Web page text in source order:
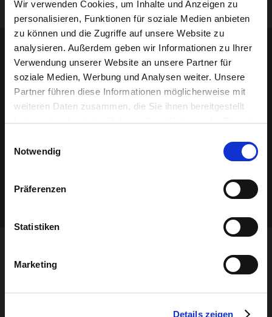
Wir verwenden Cookies, um Inhalte und Anzeigen zu
personalisieren, Funktionen für soziale Medien anbieten
zu können und die Zugriffe auf unsere Website zu
analysieren. Außerdem geben wir Informationen zu Ihrer
Verwendung unserer Website an unsere Partner für
soziale Medien, Werbung und Analysen weiter. Unsere
Partner führen diese Informationen möglicherweise mit
weiteren Daten zusammen, die Sie ihnen bereitgestellt
haben oder die sie im Rahmen Ihrer Nutzung der Dienste
Notwendig
Präferenzen
Statistiken
Marketing
Details zeigen
Herzlich willkommen!
Sponsoren-Inhalt
JETZT UNSEREN NEWSLETTER ABONNIEREN